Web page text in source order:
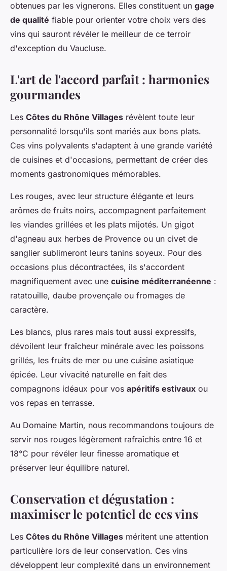
obtenues par les vignerons. Elles constituent un gage
de qualité fiable pour orienter votre choix vers des
vins qui sauront révéler le meilleur de ce terroir
d'exception du Vaucluse.
L'art de l'accord parfait : harmonies
gourmandes
Les Côtes du Rhône Villages révèlent toute leur
personnalité lorsqu'ils sont mariés aux bons plats.
Ces vins polyvalents s'adaptent à une grande variété
de cuisines et d'occasions, permettant de créer des
moments gastronomiques mémorables.
Les rouges, avec leur structure élégante et leurs
arômes de fruits noirs, accompagnent parfaitement
les viandes grillées et les plats mijotés. Un gigot
d'agneau aux herbes de Provence ou un civet de
sanglier sublimeront leurs tanins soyeux. Pour des
occasions plus décontractées, ils s'accordent
magnifiquement avec une cuisine méditerranéenne :
ratatouille, daube provençale ou fromages de
caractère.
Les blancs, plus rares mais tout aussi expressifs,
dévoilent leur fraîcheur minérale avec les poissons
grillés, les fruits de mer ou une cuisine asiatique
épicée. Leur vivacité naturelle en fait des
compagnons idéaux pour vos apéritifs estivaux ou
vos repas en terrasse.
Au Domaine Martin, nous recommandons toujours de
servir nos rouges légèrement rafraîchis entre 16 et
18°C pour révéler leur finesse aromatique et
préserver leur équilibre naturel.
Conservation et dégustation :
maximiser le potentiel de ces vins
Les Côtes du Rhône Villages méritent une attention
particulière lors de leur conservation. Ces vins
développent leur complexité dans un environnement